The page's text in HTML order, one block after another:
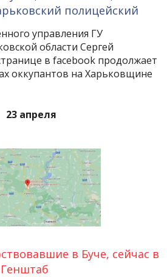
полицейский
управления ГУ
области Сергей
в facebook продолжает
оккупантов на Харьковщине
23 апреля
в Буче, сейчас в